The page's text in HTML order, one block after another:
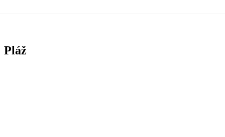
Pláž